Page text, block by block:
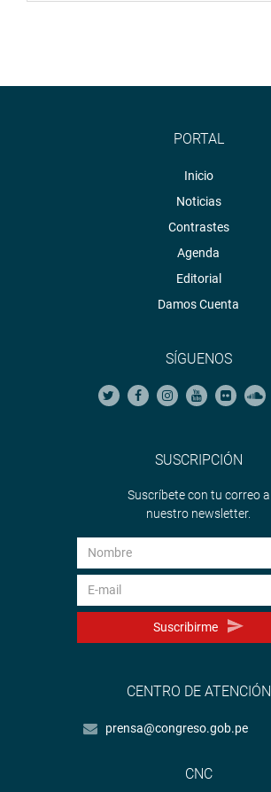
PORTAL
Inicio
Noticias
Contrastes
Agenda
Editorial
Damos Cuenta
SÍGUENOS
SUSCRIPCIÓN
Suscríbete con tu correo a
nuestro newsletter.
Suscribirme
CENTRO DE ATENCIÓN
prensa@congreso.gob.pe
CNC